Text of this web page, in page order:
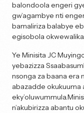
balondoola engeri
gw’agambye nti
bamaliriza balabye
egisobola okwewalika.
Ye Minisita JC
yebazizza
nsonga za baana era
abazadde okukuuma
n’akubirizza abantu